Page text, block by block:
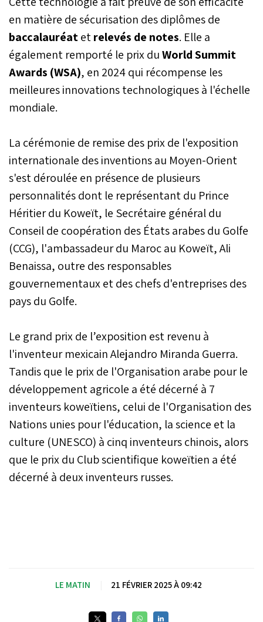
en matière de sécurisation des diplômes de
baccalauréatetrelevés de notes. Elle a
également remporté le prix duWorld Summit
Awards (WSA), en 2024 qui récompense les
meilleures innovations technologiques à l'échelle
mondiale.
La cérémonie de remise des prix de l'exposition
internationale des inventions au Moyen-Orient
s'est déroulée en présence de plusieurs
personnalités dont le représentant du Prince
Héritier du Koweït, le Secrétaire général du
Conseil de coopération des États arabes du Golfe
(CCG), l'ambassadeur du Maroc au Koweït, Ali
Benaissa, outre des responsables
gouvernementaux et des chefs d'entreprises des
pays du Golfe.
Le grand prix de l’exposition est revenu à
l'inventeur mexicain Alejandro Miranda Guerra.
Tandis que le prix de l'Organisation arabe pour le
développement agricole a été décerné à 7
inventeurs koweïtiens, celui de l'Organisation des
Nations unies pour l'éducation, la science et la
culture (UNESCO) à cinq inventeurs chinois, alors
que le prix du Club scientifique koweïtien a été
décerné à deux inventeurs russes.
LE MATIN 21 FÉVRIER 2025 À 09:42